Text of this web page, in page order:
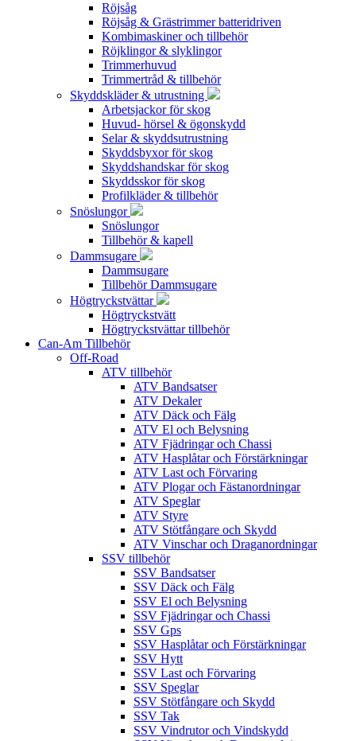
Röjsåg
Röjsåg & Grästrimmer batteridriven
Kombimaskiner och tillbehör
Röjklingor & slyklingor
Trimmerhuvud
Trimmertråd & tillbehör
Skyddskläder & utrustning
Arbetsjackor för skog
Huvud- hörsel & ögonskydd
Selar & skyddsutrustning
Skyddsbyxor för skog
Skyddshandskar för skog
Skyddsskor för skog
Profilkläder & tillbehör
Snöslungor
Snöslungor
Tillbehör & kapell
Dammsugare
Dammsugare
Tillbehör Dammsugare
Högtryckstvättar
Högtryckstvätt
Högtryckstvättar tillbehör
Can-Am Tillbehör
Off-Road
ATV tillbehör
ATV Bandsatser
ATV Dekaler
ATV Däck och Fälg
ATV El och Belysning
ATV Fjädringar och Chassi
ATV Hasplåtar och Förstärkningar
ATV Last och Förvaring
ATV Plogar och Fästanordningar
ATV Speglar
ATV Styre
ATV Stötfångare och Skydd
ATV Vinschar och Draganordningar
SSV tillbehör
SSV Bandsatser
SSV Däck och Fälg
SSV El och Belysning
SSV Fjädringar och Chassi
SSV Gps
SSV Hasplåtar och Förstärkningar
SSV Hytt
SSV Last och Förvaring
SSV Speglar
SSV Stötfångare och Skydd
SSV Tak
SSV Vindrutor och Vindskydd